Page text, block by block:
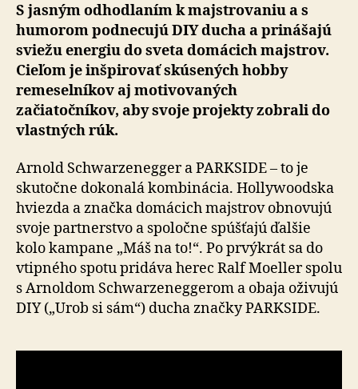
S jasným odhodlaním k majstrovaniu a s
humorom podnecujú DIY ducha a prinášajú
sviežu energiu do sveta domácich majstrov.
Cieľom je inšpirovať skúsených hobby
remeselníkov aj motivovaných
začiatočníkov, aby svoje projekty zobrali do
vlastných rúk.
Arnold Schwarzenegger a PARKSIDE – to je
skutočne dokonalá kombinácia. Hollywoodska
hviezda a značka domácich majstrov obnovujú
svoje partnerstvo a spo­loč­ne spúšťajú ďalšie
kolo kampane „Máš na to!“. Po prvýkrát sa do
vtipného spotu pridáva herec Ralf Moeller spolu
s Arnoldom Schwarzeneggerom a obaja oživujú
DIY („Urob si sám“) ducha značky PARKSIDE.